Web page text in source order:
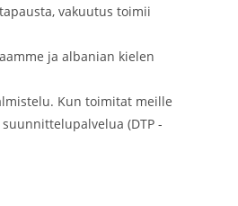
vakuutus toimii
ja albanian kielen
Kun toimitat meille
(DTP -